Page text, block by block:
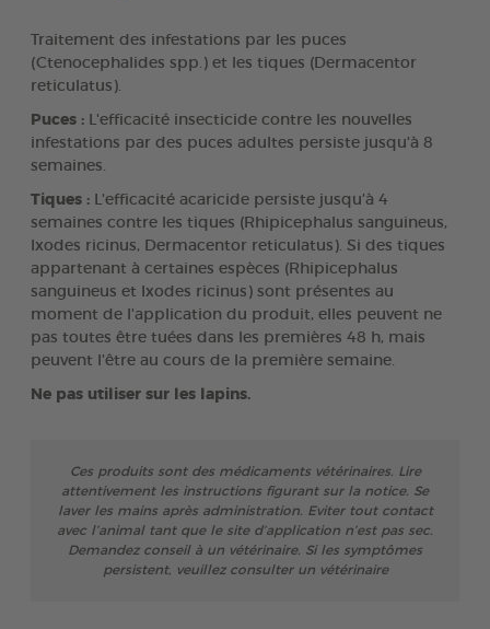
Traitement des infestations par les puces
(Ctenocephalides spp.) et les tiques (Dermacentor
reticulatus).
Puces : L'efficacité insecticide contre les nouvelles
infestations par des puces adultes persiste jusqu'à 8
semaines.
Tiques : L'efficacité acaricide persiste jusqu'à 4
semaines contre les tiques (Rhipicephalus sanguineus,
Ixodes ricinus, Dermacentor reticulatus). Si des tiques
appartenant à certaines espèces (Rhipicephalus
sanguineus et Ixodes ricinus) sont présentes au
moment de l'application du produit, elles peuvent ne
pas toutes être tuées dans les premières 48 h, mais
peuvent l'être au cours de la première semaine.
Ne pas utiliser sur les lapins.
Ces produits sont des médicaments vétérinaires. Lire
attentivement les instructions figurant sur la notice. Se
laver les mains après administration. Eviter tout contact
avec l’animal tant que le site d’application n’est pas sec.
Demandez conseil à un vétérinaire. Si les symptômes
persistent, veuillez consulter un vétérinaire